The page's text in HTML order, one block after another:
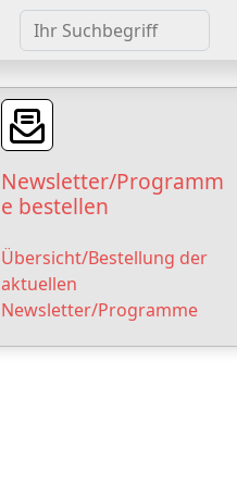
Newsletter/Programm
e bestellen
Übersicht/Bestellung der
aktuellen
Newsletter/Programme